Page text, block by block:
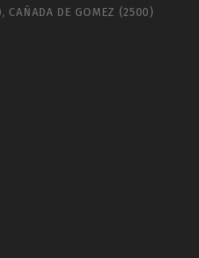
CAÑADA DE GOMEZ (2500)